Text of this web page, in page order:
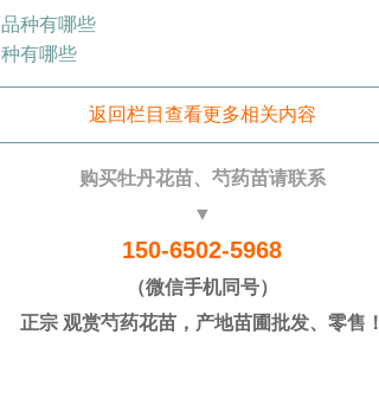
种有哪些
有哪些
返回栏目查看更多相关内容
购买牡丹花苗、芍药苗请联系
▼
150-6502-5968
（微信手机同号）
正宗 观赏芍药花苗，产地苗圃批发、零售！